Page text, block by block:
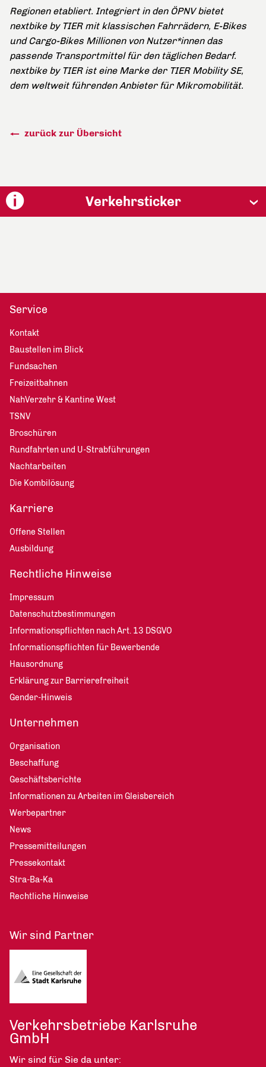
Regionen etabliert. Integriert in den ÖPNV bietet
nextbike by TIER mit klassischen Fahrrädern, E-Bikes
und Cargo-Bikes Millionen von Nutzer*innen das
passende Transportmittel für den täglichen Bedarf.
nextbike by TIER ist eine Marke der TIER Mobility SE,
dem weltweit führenden Anbieter für Mikromobilität.
zurück zur Übersicht
Verkehrsticker
Service
Kontakt
Baustellen im Blick
Fundsachen
Freizeitbahnen
NahVerzehr & Kantine West
TSNV
Broschüren
Rundfahrten und U-Strabführungen
Nachtarbeiten
Die Kombilösung
Karriere
Offene Stellen
Ausbildung
Rechtliche Hinweise
Impressum
Datenschutzbestimmungen
Informationspflichten nach Art. 13 DSGVO
Informationspflichten für Bewerbende
Hausordnung
Erklärung zur Barrierefreiheit
Gender-Hinweis
Unternehmen
Organisation
Beschaffung
Geschäftsberichte
Informationen zu Arbeiten im Gleisbereich
Werbepartner
News
Pressemitteilungen
Pressekontakt
Stra-Ba-Ka
Rechtliche Hinweise
Wir sind Partner
Verkehrsbetriebe Karlsruhe
GmbH
Wir sind für Sie da unter: